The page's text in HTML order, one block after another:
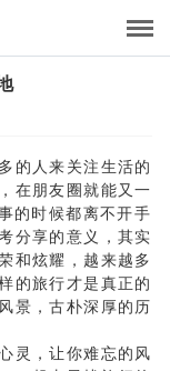
的人来关注生活的
在朋友圈就能又一
的时候都离不开手
分享的意义，其实
和炫耀，越来越多
的旅行才是真正的
景，古朴深厚的历
灵，让你难忘的风